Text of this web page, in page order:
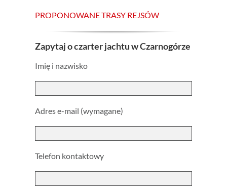
PROPONOWANE TRASY REJSÓW
Zapytaj o czarter jachtu w Czarnogórze
Imię i nazwisko
Adres e-mail (wymagane)
Telefon kontaktowy